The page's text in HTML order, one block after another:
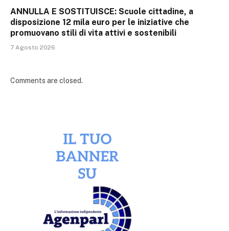
ANNULLA E SOSTITUISCE: Scuole cittadine, a
disposizione 12 mila euro per le iniziative che
promuovano stili di vita attivi e sostenibili
7 Agosto 2026
Comments are closed.